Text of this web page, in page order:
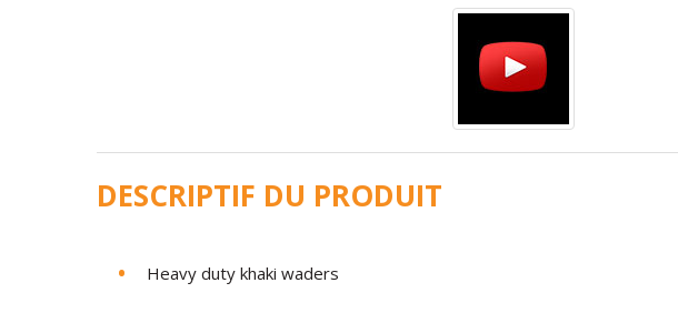
DESCRIPTIF DU PRODUIT
Heavy duty khaki waders